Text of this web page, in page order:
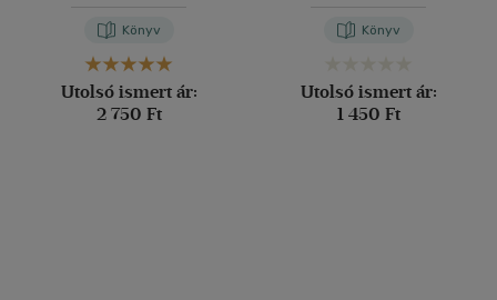
Könyv
Utolsó ismert ár:
2 750 Ft
Könyv
Utolsó ismert ár:
1 450 Ft